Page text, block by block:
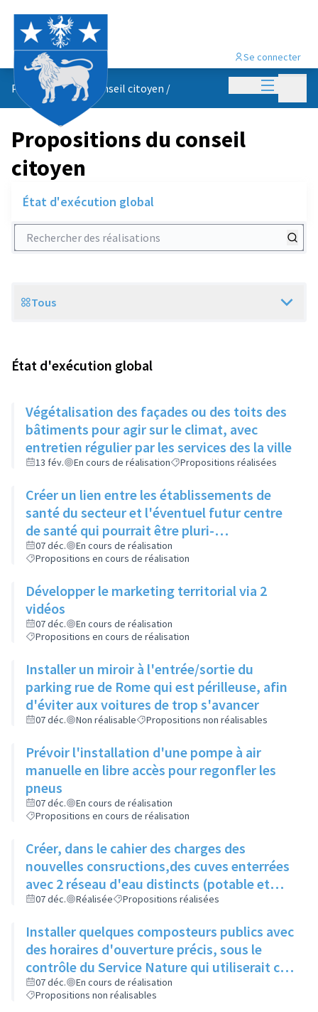
Menu
Se connecter
Propositions du conseil citoyen /
Propositions du conseil
citoyen
État d'exécution global
Rechercher des réalisations
Scope
Tous
État d'exécution global
Végétalisation des façades ou des toits des
bâtiments pour agir sur le climat, avec
entretien régulier par les services des la ville
13 fév. En cours de réalisation Propositions réalisées
Créer un lien entre les établissements de
santé du secteur et l'éventuel futur centre
de santé qui pourrait être pluri-
professionnel
07 déc.
En cours de réalisation
Propositions en cours de réalisation
Développer le marketing territorial via 2
vidéos
07 déc.
En cours de réalisation
Propositions en cours de réalisation
Installer un miroir à l'entrée/sortie du
parking rue de Rome qui est périlleuse, afin
d'éviter aux voitures de trop s'avancer
07 déc. Non réalisable Propositions non réalisables
Prévoir l'installation d'une pompe à air
manuelle en libre accès pour regonfler les
pneus
07 déc.
En cours de réalisation
Propositions en cours de réalisation
Créer, dans le cahier des charges des
nouvelles consructions,des cuves enterrées
avec 2 réseau d'eau distincts (potable et
non potable)
07 déc. Réalisée Propositions réalisées
Installer quelques composteurs publics avec
des horaires d'ouverture précis, sous le
contrôle du Service Nature qui utiliserait ce
compost pour l'entretien des espaces verts
de la ville
07 déc.
En cours de réalisation
Propositions non réalisables